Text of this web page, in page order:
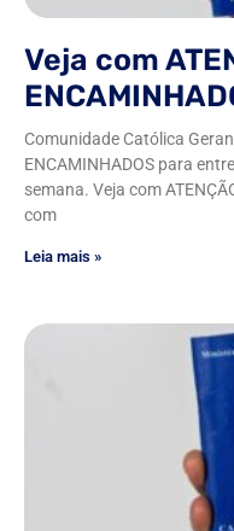
Veja com
Comunidade Católica
ENCAMINHADOS para
semana. Veja com
com
Leia mais »